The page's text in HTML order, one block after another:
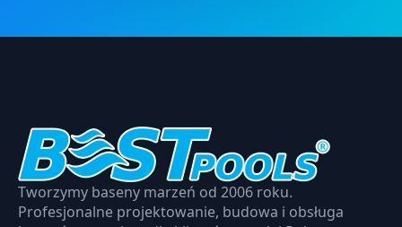
Tworzymy baseny marzeń od 2006 roku.
Profesjonalne projektowanie, budowa i obsługa